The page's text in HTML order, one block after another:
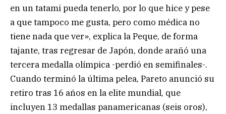
en un tatami pueda tenerlo, por lo que hice y pese
a que tampoco me gusta, pero como médica no
tiene nada que ver», explica la Peque, de forma
tajante, tras regresar de Japón, donde arañó una
tercera medalla olímpica -perdió en semifinales-.
Cuando terminó la última pelea, Pareto anunció su
retiro tras 16 años en la elite mundial, que
incluyen 13 medallas panamericanas (seis oros),